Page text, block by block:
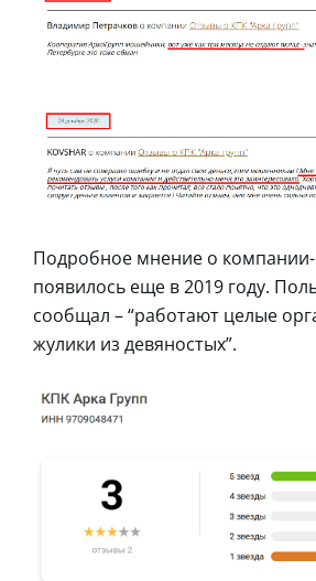
Подробное мнение о
появилось еще в 2019 году.
сообщал – “работают целые
жулики из девяностых”.